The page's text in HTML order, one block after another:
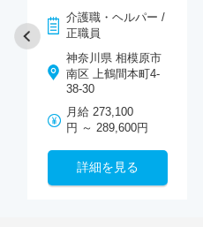
介護職・ヘルパー /
正職員
神奈川県 相模原市
南区 上鶴間本町4-
38-30
月給 273,100
円 ～ 289,600円
詳細を見る